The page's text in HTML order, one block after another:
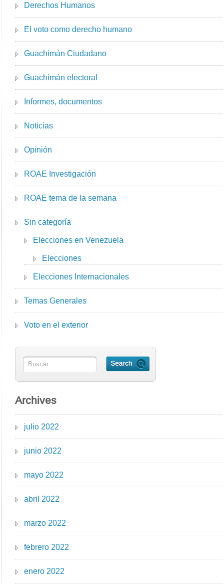
Derechos Humanos
El voto como derecho humano
Guachimán Ciudadano
Guachimán electoral
Informes, documentos
Noticias
Opinión
ROAE Investigación
ROAE tema de la semana
Sin categoría
Elecciones en Venezuela
Elecciones
Elecciones Internacionales
Temas Generales
Voto en el exterior
Archives
julio 2022
junio 2022
mayo 2022
abril 2022
marzo 2022
febrero 2022
enero 2022